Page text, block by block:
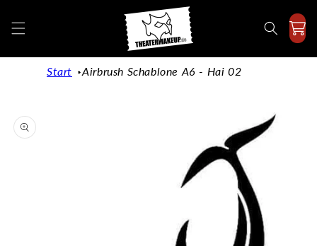
Inhalt
Start Airbrush Schablone A6 - Hai 02